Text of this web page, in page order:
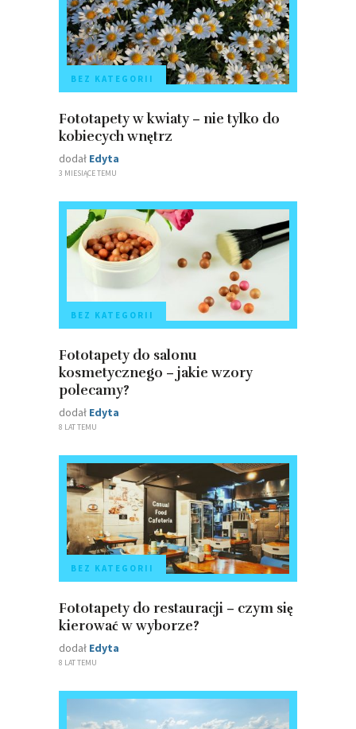
BEZ KATEGORII
Fototapety w kwiaty – nie tylko do
kobiecych wnętrz
dodał Edyta
3 MIESIĄCE TEMU
BEZ KATEGORII
Fototapety do salonu
kosmetycznego – jakie wzory
polecamy?
dodał Edyta
8 LAT TEMU
BEZ KATEGORII
Fototapety do restauracji – czym się
kierować w wyborze?
dodał Edyta
8 LAT TEMU